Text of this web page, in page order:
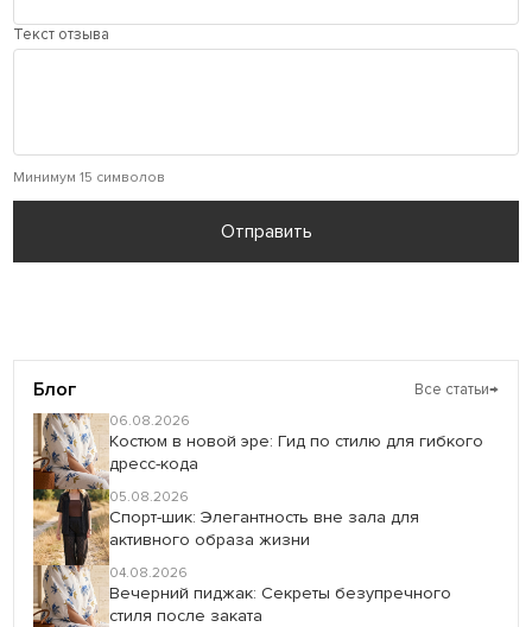
Текст отзыва
Минимум 15 символов
Отправить
Блог Все статьи→
06.08.2026
Костюм в новой эре: Гид по стилю для гибкого
дресс-кода
05.08.2026
Спорт-шик: Элегантность вне зала для
активного образа жизни
04.08.2026
Вечерний пиджак: Секреты безупречного
стиля после заката